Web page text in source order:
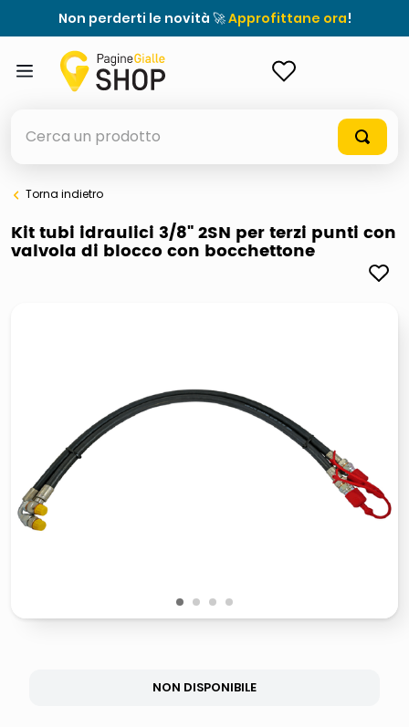
Non perderti le novità 🚀Approfittane ora!
elenchi telefonici
meme
pattumiera raccolta differenziata
elenco telefonico
asciuga capelli spazzola
Torna indietro
Kit tubi idraulici 3/8" 2SN per terzi punti con
valvola di blocco con bocchettone
1 2 3 4
NON DISPONIBILE